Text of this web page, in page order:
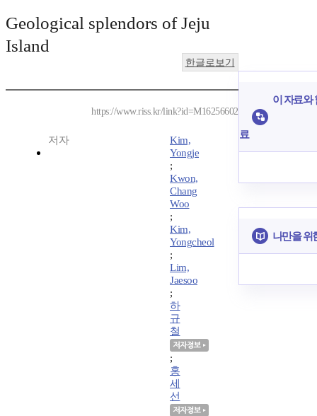
Geological splendors of Jeju
Island
한글로보기
https://www.riss.kr/link?id=M16256602
저자
Kim,
Yongje
;
Kwon,
Chang
Woo
;
Kim,
Yongcheol
;
Lim,
Jaesoo
;
하
규
철
;
홍
세
선
이 자료와
료
나만을 위